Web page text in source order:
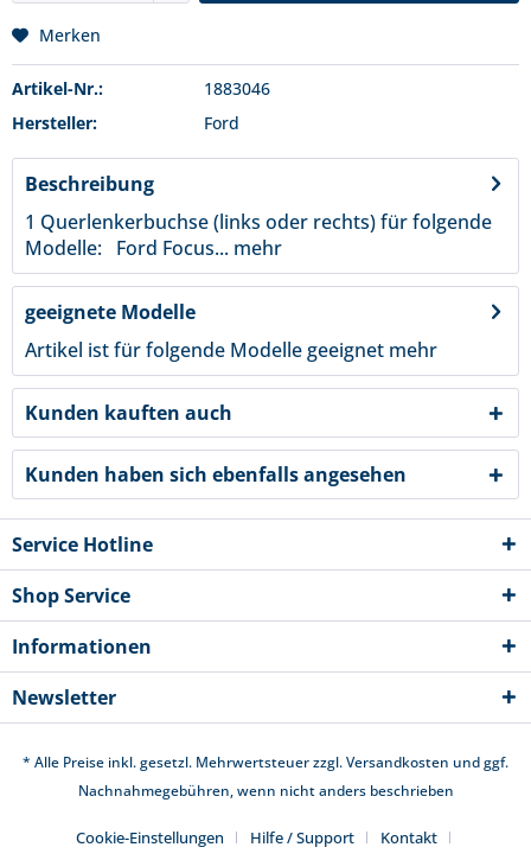
Merken
Artikel-Nr.:
1883046
Hersteller:
Ford
Beschreibung
1 Querlenkerbuchse (links oder rechts) für folgende
Modelle: Ford Focus... mehr
geeignete Modelle
Artikel ist für folgende Modelle geeignet mehr
Kunden kauften auch
Kunden haben sich ebenfalls angesehen
Service Hotline
Shop Service
Informationen
Newsletter
* Alle Preise inkl. gesetzl. Mehrwertsteuer zzgl.Versandkosten und ggf.
Nachnahmegebühren, wenn nicht anders beschrieben
Cookie-Einstellungen Hilfe / Support Kontakt